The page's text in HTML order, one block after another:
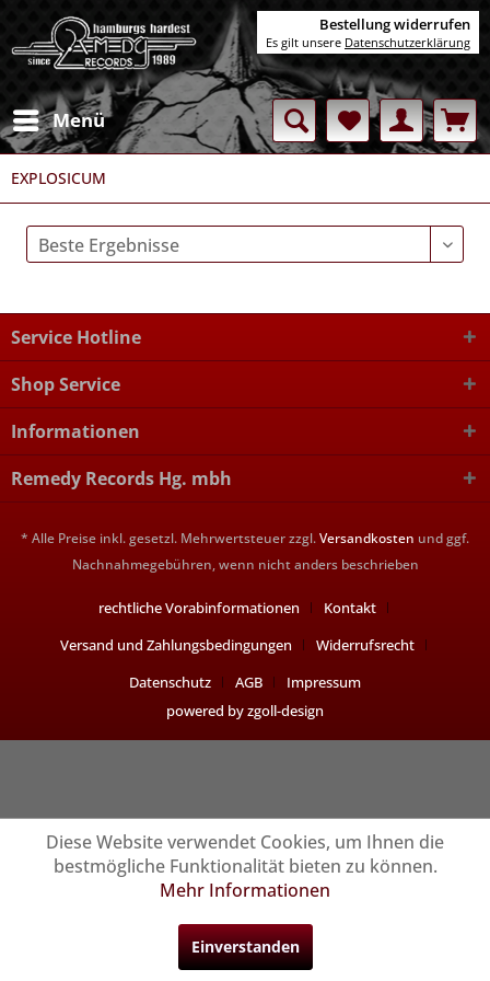
Menü
EXPLOSICUM
Service Hotline
Shop Service
Informationen
Remedy Records Hg. mbh
* Alle Preise inkl. gesetzl. Mehrwertsteuer zzgl.Versandkosten und ggf.
Nachnahmegebühren, wenn nicht anders beschrieben
rechtliche Vorabinformationen
Kontakt
Versand und Zahlungsbedingungen
Widerrufsrecht
Datenschutz
AGB
Impressum
powered by zgoll-design
Bestellung widerrufen
Es gilt unsere Datenschutzerklärung
Diese Website verwendet Cookies, um Ihnen die
bestmögliche Funktionalität bieten zu können.
Mehr Informationen
Einverstanden